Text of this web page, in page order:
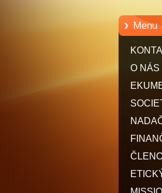
Menu
O NÁS
LTD.